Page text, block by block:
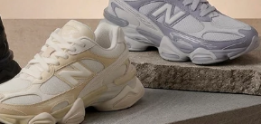
VNCA3MVUY28
COMPRAR
PRODUTO
COMPRAR
PRODUTO